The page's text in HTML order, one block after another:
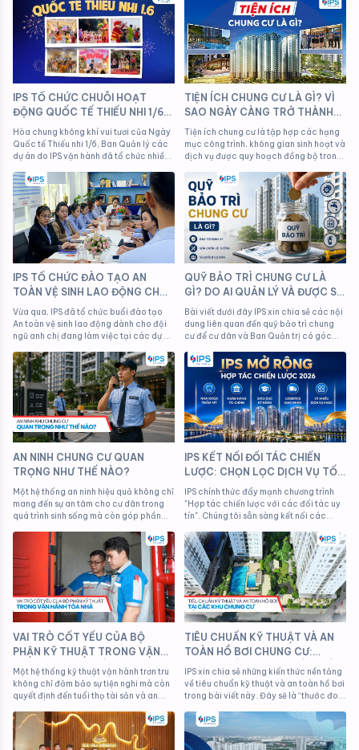
IPS TỔ CHỨC CHUỖI HOẠT
ĐỘNG QUỐC TẾ THIẾU NHI 1/6
TẠI CÁC DỰ ÁN
Hòa chung không khí vui tươi của Ngày
Quốc tế Thiếu nhi 1/6, Ban Quản lý các
dự án do IPS vận hành đã tổ chức nhiều
dân nhí, mang đến một sân chơi bổ ích,
an toàn và tràn ngập tiếng cười.
TIỆN ÍCH CHUNG CƯ LÀ GÌ? VÌ
SAO NGÀY CÀNG TRỞ THÀNH
TIÊU CHÍ QUAN TRỌNG KHI
CHỌN NƠI AN CƯ?
Tiện ích chung cư là tập hợp các hạng
mục công trình, không gian sinh hoạt và
dịch vụ được quy hoạch đồng bộ trong
phục vụ nhu cầu sinh hoạt hằng ngày và
nâng cao chất lượng sống của cư dân.
IPS TỔ CHỨC ĐÀO TẠO AN
TOÀN VỆ SINH LAO ĐỘNG CHO
ĐỘI NGŨ NHÂN SỰ TẠI CÁC DỰ
ÁN CHUNG CƯ
Vừa qua, IPS đã tổ chức buổi đào tạo
An toàn vệ sinh lao động dành cho đội
ngũ anh chị đang làm việc tại các dự án
QUỸ BẢO TRÌ CHUNG CƯ LÀ
GÌ? DO AI QUẢN LÝ VÀ ĐƯỢC SỬ
DỤNG NHƯ THẾ NÀO?
Bài viết dưới đây IPS xin chia sẻ các nội
dung liên quan đến quỹ bảo trì chung
cư để cư dân và Ban Quản trị có góc
vận hành.
AN NINH CHUNG CƯ QUAN
TRỌNG NHƯ THẾ NÀO?
Một hệ thống an ninh hiệu quả không chỉ
mang đến sự an tâm cho cư dân trong
quá trình sinh sống mà còn góp phần
ảnh chuyên nghiệp của toàn dự án.
IPS KẾT NỐI ĐỐI TÁC CHIẾN
LƯỢC: CHỌN LỌC DỊCH VỤ TỐT
NHẤT – DÀNH RIÊNG ĐẶC
QUYỀN CHO CƯ DÂN
IPS chính thức đẩy mạnh chương trình
"Hợp tác chiến lược với các đối tác uy
tín". Chúng tôi sẵn sàng kết nối các
tại các dự án của IPS.
VAI TRÒ CỐT YẾU CỦA BỘ
PHẬN KỸ THUẬT TRONG VẬN
HÀNH TÒA NHÀ BỀN VỮNG
Một hệ thống kỹ thuật vận hành trơn tru
không chỉ đảm bảo sự tiện nghi mà còn
quyết định đến tuổi thọ tài sản và an
chi tiết vai trò của bộ phận này trong
bài viết dưới đây nhé.
TIÊU CHUẨN KỸ THUẬT VÀ AN
TOÀN HỒ BƠI CHUNG CƯ:
NHỮNG ĐIỀU CƯ DÂN CẦN BIẾT
IPS xin chia sẻ những kiến thức nền tảng
về tiêu chuẩn kỹ thuật và an toàn hồ bơi
trong bài viết này. Đây sẽ là “thước đo”
thông số thực tế và đánh giá sự tận tâm,
chuyên nghiệp của đơn vị quản lý vận
hành tại dự án.